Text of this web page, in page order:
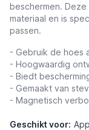
beschermen.
materiaal en is
passen.
- Gebruik de hoes
- Hoogwaardig
- Biedt
- Gemaakt van
- Magnetisch
Geschikt voor: